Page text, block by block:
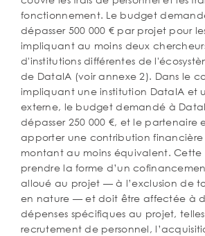
fonctionnement. Le budget
dépasser 500 000 € par projet pour
impliquant au moins deux
d'institutions différentes de
de DataIA (voir annexe 2). Dans le
impliquant une institution DataIA et
externe, le budget demandé à
dépasser 250 000 €, et le partenaire
apporter une contribution
montant au moins équivalent.
prendre la forme d’un
alloué au projet — à l’exclusion de
en nature — et doit être affectée à
dépenses spécifiques au projet,
recrutement de personnel,